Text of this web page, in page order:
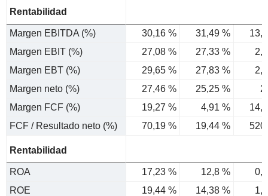
Rentabilidad
Margen EBITDA (%) 30,16 % 31,49 %
Margen EBIT (%)
27,08 % 27,33 %
Margen EBT (%)
29,65 % 27,83 %
Margen neto (%)
27,46 % 25,25 %
Margen FCF (%)
19,27 % 4,91 %
FCF / Resultado neto (%)
70,19 % 19,44 %
Rentabilidad
ROA 17,23 % 12,8 %
ROE
19,44 % 14,38 %